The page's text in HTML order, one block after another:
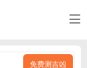
免费测吉凶